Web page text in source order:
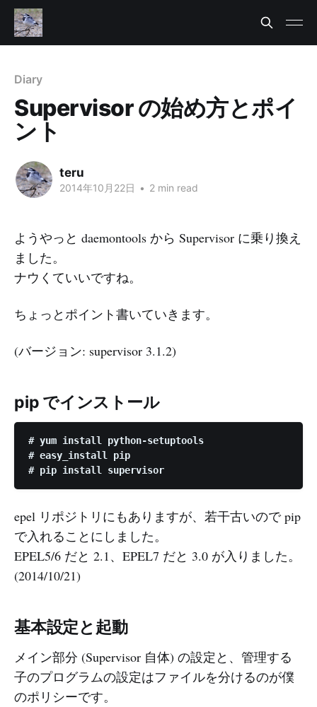
Diary
Supervisor の始め方とポイ
ント
teru
2014年10月22日 • 2 min read
ようやっと daemontools から Supervisor に乗り換え
ました。
ナウくていいですね。
ちょっとポイント書いていきます。
(バージョン: supervisor 3.1.2)
pip でインストール
# yum install python-setuptools
# easy_install pip
epel リポジトリにもありますが、若干古いので pip
で入れることにしました。
EPEL5/6 だと 2.1、EPEL7 だと 3.0 が入りました。
(2014/10/21)
基本設定と起動
メイン部分 (Supervisor 自体) の設定と、管理する
子のプログラムの設定はファイルを分けるのが僕
のポリシーです。